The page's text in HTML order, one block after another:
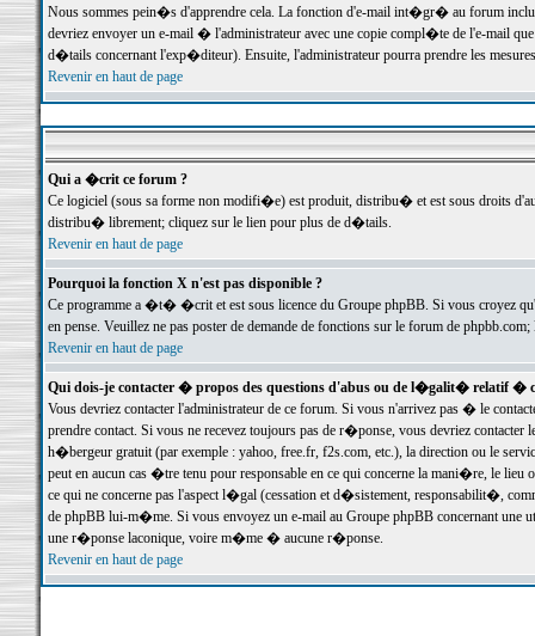
Nous sommes pein�s d'apprendre cela. La fonction d'e-mail int�gr� au forum inclut
devriez envoyer un e-mail � l'administrateur avec une copie compl�te de l'e-mail
d�tails concernant l'exp�diteur). Ensuite, l'administrateur pourra prendre les
Revenir en haut de page
Qui a �crit ce forum ?
Ce logiciel (sous sa forme non modifi�e) est produit, distribu� et est sous droits
distribu� librement; cliquez sur le lien pour plus de d�tails.
Revenir en haut de page
Pourquoi la fonction X n'est pas disponible ?
Ce programme a �t� �crit et est sous licence du Groupe phpBB. Si vous croyez
en pense. Veuillez ne pas poster de demande de fonctions sur le forum de
Revenir en haut de page
Qui dois-je contacter � propos des questions d'abus ou de l�galit� relatif �
Vous devriez contacter l'administrateur de ce forum. Si vous n'arrivez pas � le
prendre contact. Si vous ne recevez toujours pas de r�ponse, vous devriez
h�bergeur gratuit (par exemple : yahoo, free.fr, f2s.com, etc.), la direction ou le
peut en aucun cas �tre tenu pour responsable en ce qui concerne la mani�re, le
ce qui ne concerne pas l'aspect l�gal (cessation et d�sistement, responsabilit�,
de phpBB lui-m�me. Si vous envoyez un e-mail au Groupe phpBB concernant une
une r�ponse laconique, voire m�me � aucune r�ponse.
Revenir en haut de page